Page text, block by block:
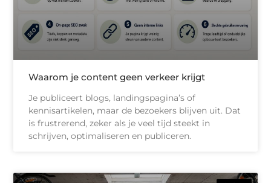
Waarom je content geen verkeer krijgt
Je publiceert blogs, landingspagina’s of
kennisartikelen, maar de bezoekers blijven uit. Dat
is frustrerend, zeker als je veel tijd steekt in
schrijven, optimaliseren en publiceren.